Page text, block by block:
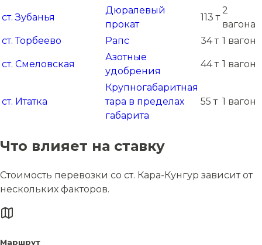
ст. Зубанья
Дюралевый
прокат
113 т
2
вагона
ст. Торбеево
Рапс 34 т 1 вагон
ст. Смеловская
Азотные
удобрения
44 т 1 вагон
ст. Итатка
Крупногабаритная
тара в пределах
габарита
55 т 1 вагон
Что влияет на ставку
Стоимость перевозки со ст. Кара-Кунгур зависит от
нескольких факторов.
Маршрут